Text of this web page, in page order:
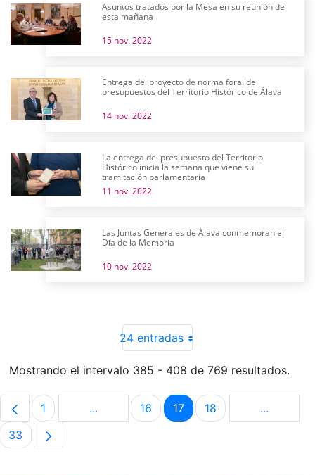
Asuntos tratados por la Mesa en su reunión de
esta mañana
15 nov. 2022
Entrega del proyecto de norma foral de
presupuestos del Territorio Histórico de Álava
14 nov. 2022
La entrega del presupuesto del Territorio
Histórico inicia la semana que viene su
tramitación parlamentaria
11 nov. 2022
Las Juntas Generales de Álava conmemoran el
Día de la Memoria
10 nov. 2022
24 entradas
Mostrando el intervalo 385 - 408 de 769 resultados.
Página
1 ...Páginas intermedias Use TAB para
Página
16 Página
17 Página
18 ...Páginas
Página
33